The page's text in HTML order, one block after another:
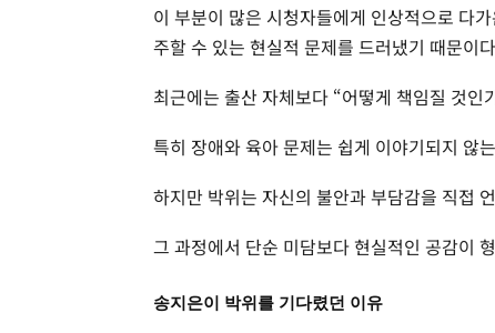
이 부분이 많은 시청자들에게 인상적으로 다
주할 수 있는 현실적 문제를 드러냈기 때문이
최근에는 출산 자체보다 “어떻게 책임질 것
특히 장애와 육아 문제는 쉽게 이야기되지 않
하지만 박위는 자신의 불안과 부담감을 직접
그 과정에서 단순 미담보다 현실적인 공감이
송지은이 박위를 기다렸던 이유